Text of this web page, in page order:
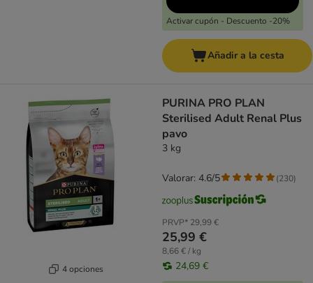
Activar cupón - Descuento -20%
Añadir a la cesta
4 opciones
PURINA PRO PLAN
Sterilised Adult Renal Plus
pavo
3 kg
PRVP* 29,99 €
25,99 €
8,66 € / kg
24,69 €
Valorar: 4.6/5 (230)